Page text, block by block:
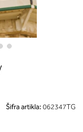
Šifra artikla: 062347TG
katera globina
meri (A, B …) – iščite v
ste ga določili s